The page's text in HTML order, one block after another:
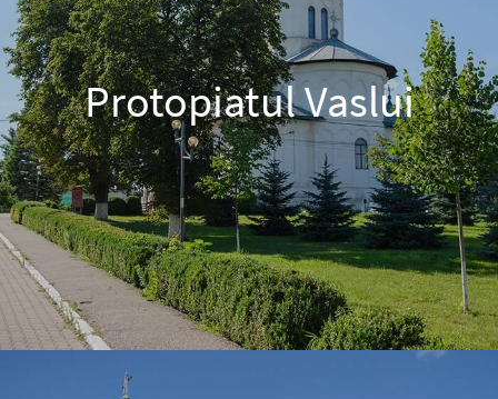
Protopiatul Vaslui